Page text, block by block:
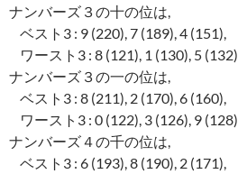
ナンバーズ３の十の位は,
ベスト3 : 9 (220), 7 (189), 4 (151),
ワースト3 : 8 (121), 1 (130), 5 (132)
ナンバーズ３の一の位は,
ベスト3 : 8 (211), 2 (170), 6 (160),
ワースト3 : 0 (122), 3 (126), 9 (128)
ナンバーズ４の千の位は,
ベスト3 : 6 (193), 8 (190), 2 (171),